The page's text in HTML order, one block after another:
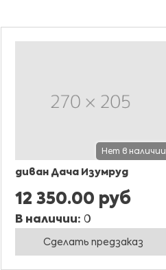
Нет в наличии
диван Дача Изумруд
12 350.00 руб
В наличии: 0
Сделать предзаказ